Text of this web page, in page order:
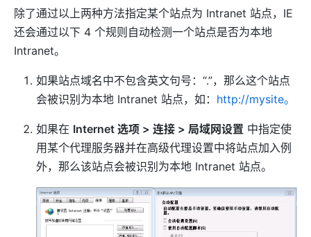
除了通过以上两种方法指定某个站点为 Intranet 站点，IE
还会通过以下 4 个规则自动检测一个站点是否为本地
Intranet。
如果站点域名中不包含英文句号：“.”，那么这个站点
会被识别为本地 Intranet 站点，如： http://mysite。
如果在 Internet 选项 > 连接 > 局域网设置 中指定使
用某个代理服务器并在高级代理设置中将站点加入例
外，那么该站点会被识别为本地 Intranet 站点。